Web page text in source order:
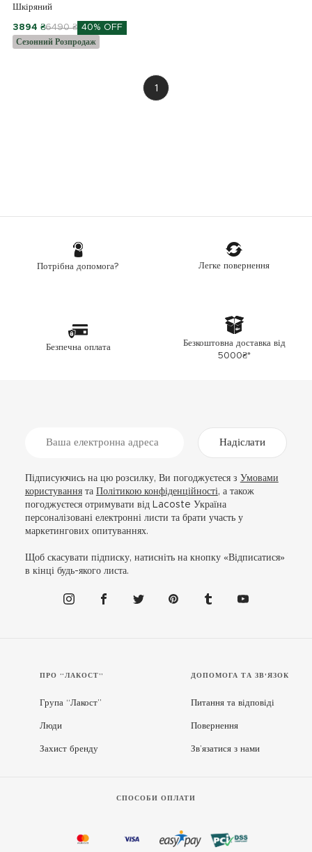
Шкіряний
3894 ₴6490 ₴ 40% OFF
Сезонний Розпродаж
1
Потрібна допомога? Легке повернення
Безпечна оплата
Безкоштовна доставка від
5000₴*
Надіслати
Підписуючись на цю розсилку, Ви погоджуєтеся з Умовами
користуваннята Політикою конфіденційності, а також
погоджуєтеся отримувати від Lacoste Україна
персоналізовані електронні листи та брати участь у
маркетингових опитуваннях.
Щоб скасувати підписку, натисніть на кнопку «Відписатися»
в кінці будь-якого листа.
ПРО “ЛАКОСТ”
Група “Лакост”
Люди
Захист бренду
ДОПОМОГА ТА ЗВ'ЯЗОК
Питання та відповіді
Повернення
Зв’язатися з нами
СПОСОБИ ОПЛАТИ